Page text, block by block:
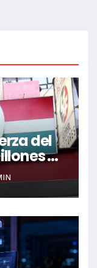
del
a